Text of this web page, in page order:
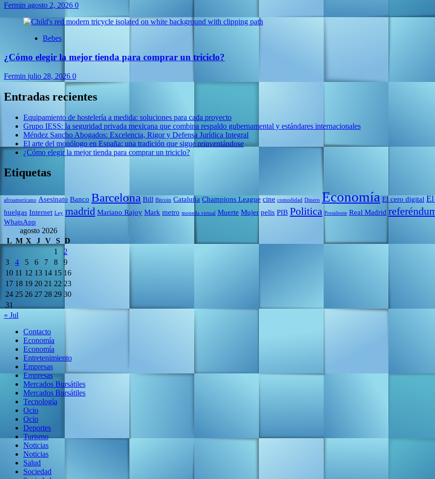
Fermin agosto 2, 2026 0
Bebes
¿Cómo elegir la mejor tienda para comprar un triciclo?
Fermin julio 28, 2026 0
Entradas recientes
Equipamiento de hostelería a medida: soluciones para cada proyecto
Grupo IESS: la seguridad privada mexicana que combina respaldo gubernamental y estándares internacionales
Méndez Sancho Abogados: Excelencia, Rigor y Defensa Jurídica Integral
El arte del monólogo en España: una tradición que sigue reinventándose
¿Cómo elegir la mejor tienda para comprar un triciclo?
Etiquetas
afroamericano Asesinato Banco Barcelona Bill Bitcoin Cataluña Champions League cine comodidad Dinero Economía El cero digital
huelgas Internet Ley madrid Mariano Rajoy Mark metro moneda virtual Muerte Mujer pelis PIB Politica Presidente Real Madrid
WhatsApp
agosto 2026
L M X J V S D
1
2
3
4 5 6 7 8
9
10 11 12 13 14 15 16
17 18 19 20 21 22 23
24 25 26 27 28 29 30
31
« Jul
Contacto
Economía
Economía
Entretenimiento
Empresas
Empresas
Mercados Bursátiles
Mercados Bursátiles
Tecnología
Ocio
Ocio
Deportes
Turismo
Noticias
Noticias
Salud
Sociedad